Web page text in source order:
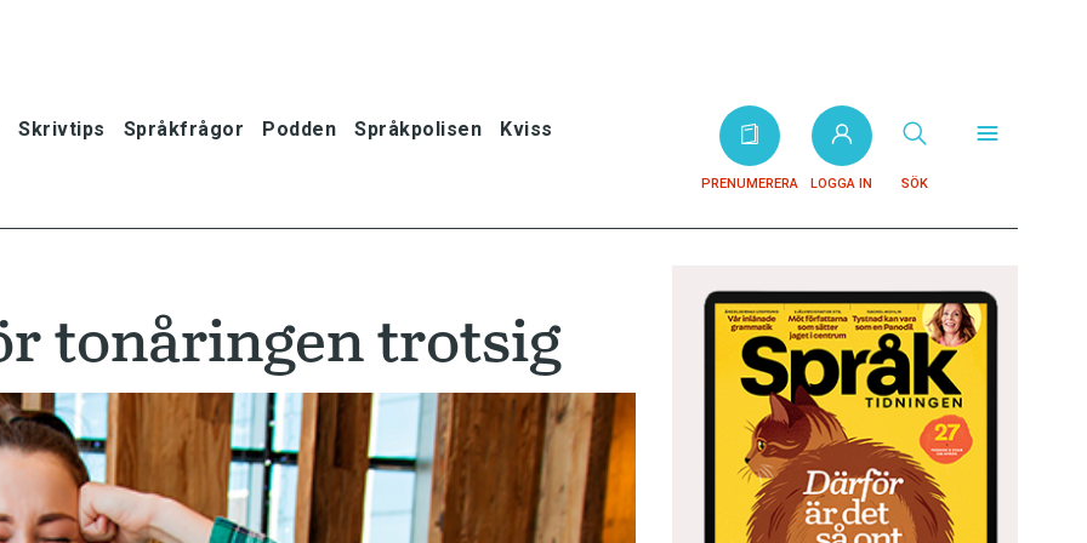
Skrivtips Språkfrågor Podden Språkpolisen Kviss
PRENUMERERA LOGGA IN SÖK
tonåringen trotsig